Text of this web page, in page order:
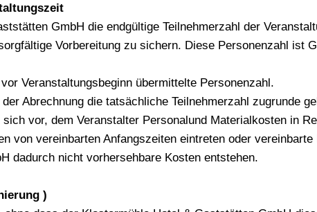
GmbH die endgültige Teilnehmerzahl der
Vorbereitung zu sichern. Diese Personenzahl ist
Veranstaltungsbeginn übermittelte Personenzahl.
Abrechnung die tatsächliche Teilnehmerzahl zugrunde
vor, dem Veranstalter Personalund Materialkosten in
von vereinbarten Anfangszeiten eintreten oder
dadurch nicht vorhersehbare Kosten entstehen.
)